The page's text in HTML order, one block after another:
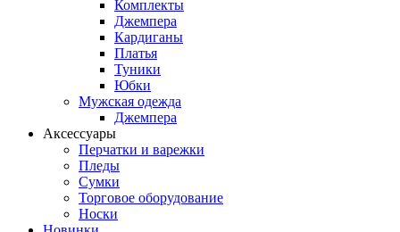
Комплекты
Джемпера
Кардиганы
Платья
Туники
Юбки
Мужская одежда
Джемпера
Аксессуары
Перчатки и варежки
Пледы
Сумки
Торговое оборудование
Носки